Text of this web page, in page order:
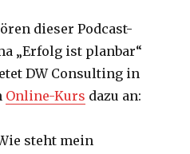
dieser Podcast-
„Erfolg ist planbar“
DW Consulting in
Online-Kurs dazu an:
steht mein